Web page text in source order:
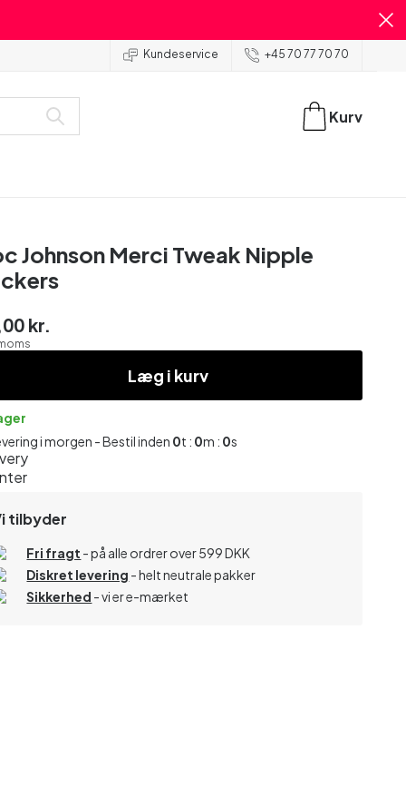
Kundeservice +45 70 77 70 70
Kurv
Johnson Merci Tweak Nipple
kr.
Læg i kurv
i morgen - Bestil inden 0t : 0m : 0s
tilbyder
Fri fragt - på alle ordrer over 599 DKK
Diskret levering - helt neutrale pakker
Sikkerhed - vi er e-mærket